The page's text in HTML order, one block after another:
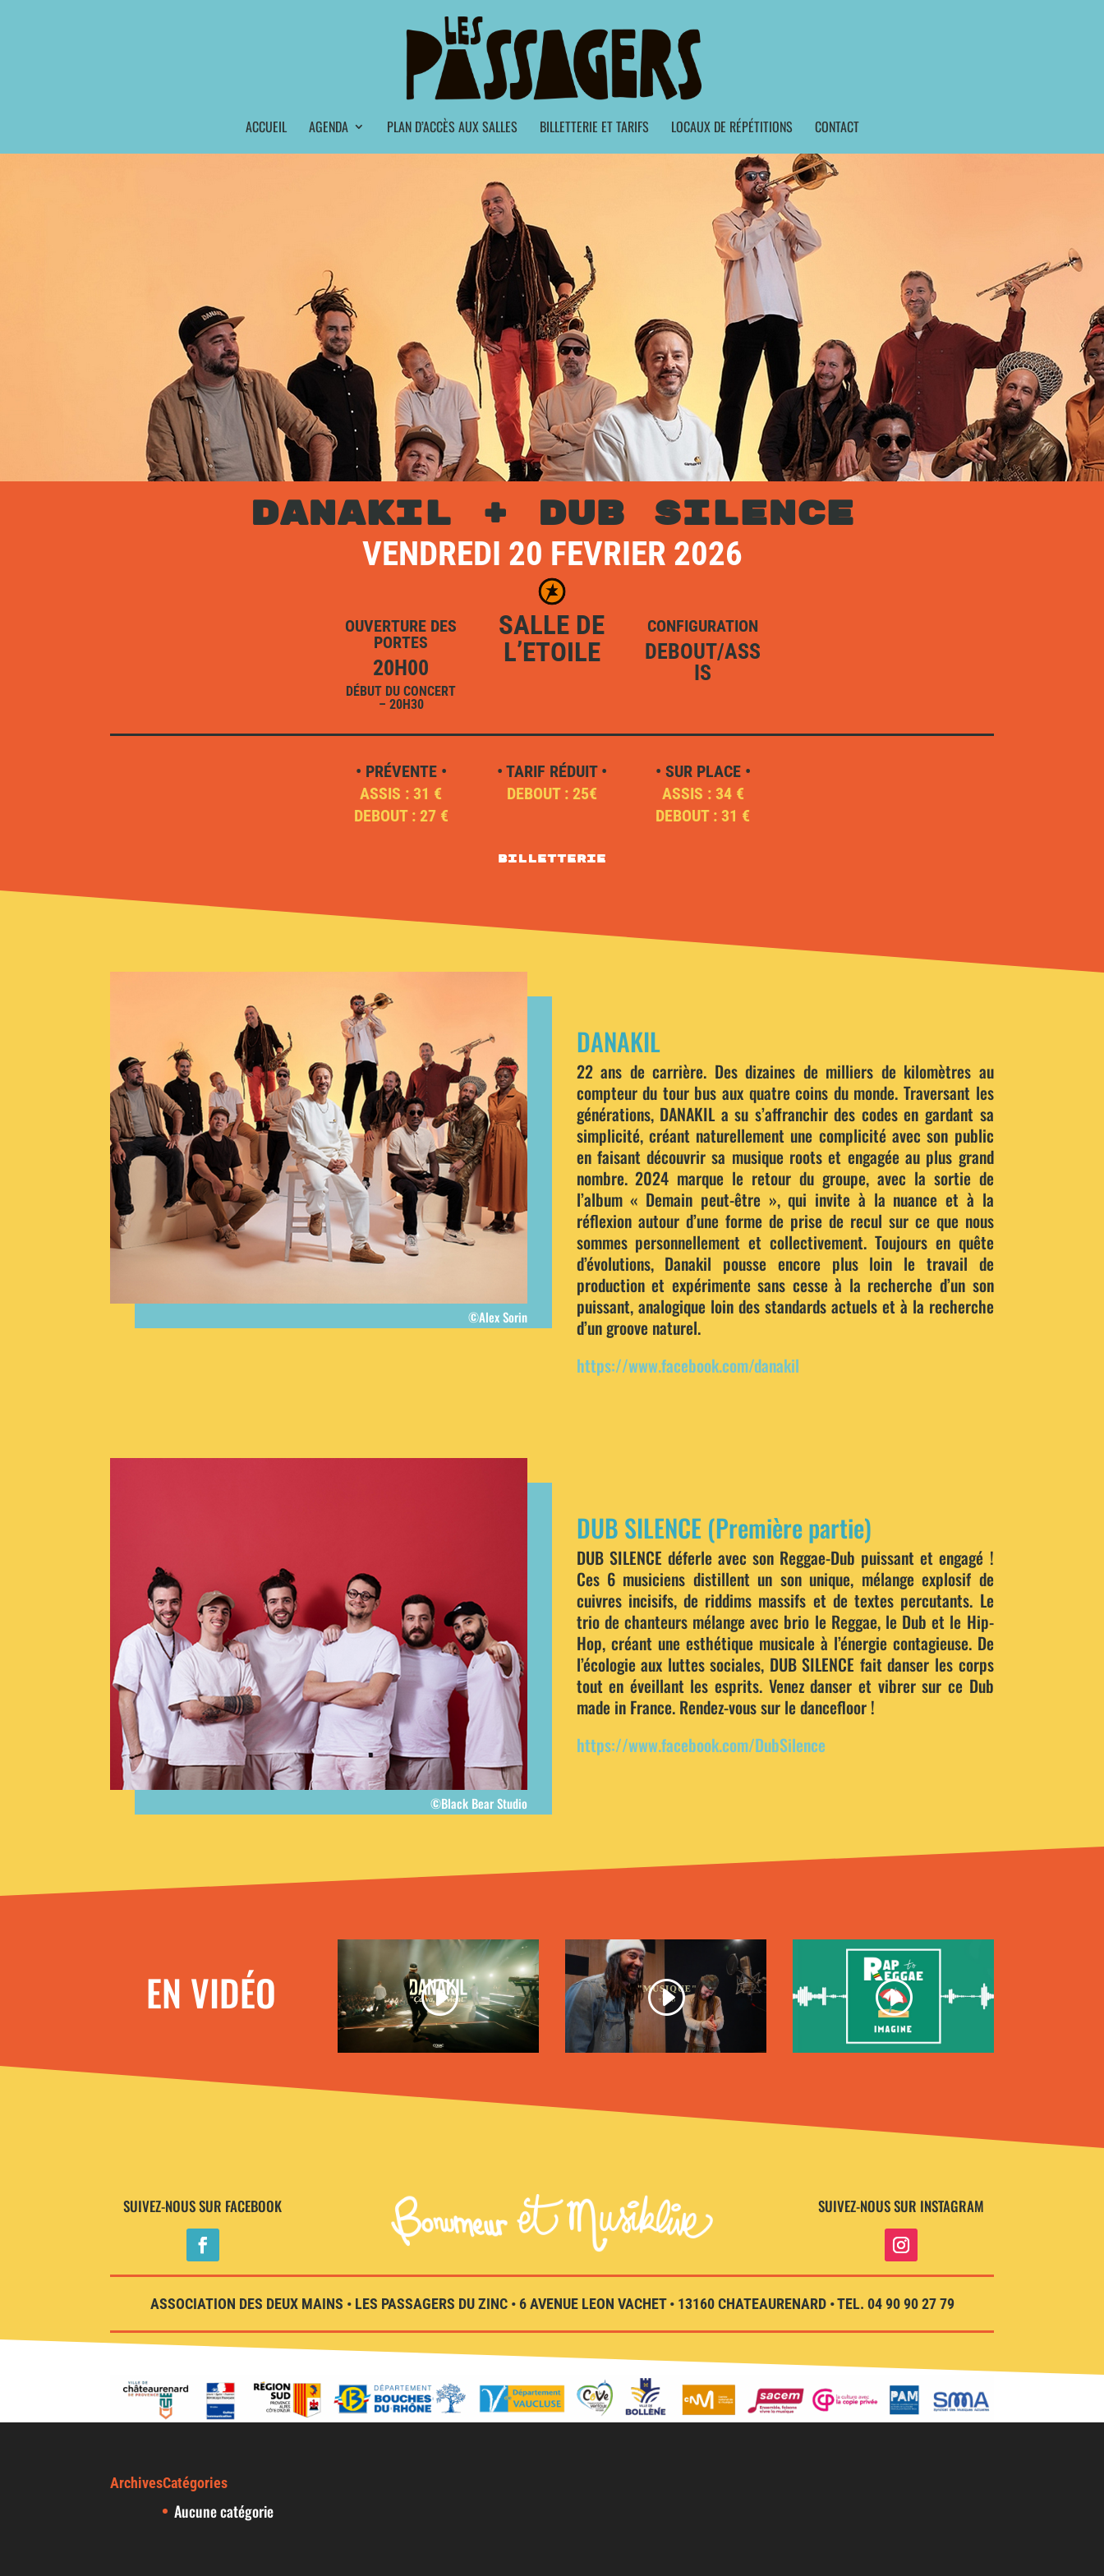
ACCUEIL AGENDA PLAN D’ACCÈS AUX SALLES BILLETTERIE ET TARIFS LOCAUX DE RÉPÉTITIONS CONTACT
DANAKIL + DUB SILENCE
VENDREDI 20 FEVRIER 2026
OUVERTURE DES
PORTES
20H00
DÉBUT DU CONCERT
– 20H30
SALLE DE
L’ETOILE
CONFIGURATION
DEBOUT/ASS
IS
• PRÉVENTE •
ASSIS : 31 €
DEBOUT : 27 €
• TARIF RÉDUIT •
DEBOUT : 25€
• SUR PLACE •
ASSIS : 34 €
DEBOUT : 31 €
Billetterie
©Alex Sorin
DANAKIL
22 ans de carrière. Des dizaines de milliers de kilomètres au
compteur du tour bus aux quatre coins du monde. Traversant les
générations, DANAKIL a su s’affranchir des codes en gardant sa
simplicité, créant naturellement une complicité avec son public
en faisant découvrir sa musique roots et engagée au plus grand
nombre. 2024 marque le retour du groupe, avec la sortie de
l’album « Demain peut-être », qui invite à la nuance et à la
réflexion autour d’une forme de prise de recul sur ce que nous
sommes personnellement et collectivement. Toujours en quête
d’évolutions, Danakil pousse encore plus loin le travail de
production et expérimente sans cesse à la recherche d’un son
puissant, analogique loin des standards actuels et à la recherche
d’un groove naturel.
https://www.facebook.com/danakil
©Black Bear Studio
DUB SILENCE (Première partie)
DUB SILENCE déferle avec son Reggae-Dub puissant et engagé !
Ces 6 musiciens distillent un son unique, mélange explosif de
cuivres incisifs, de riddims massifs et de textes percutants. Le
trio de chanteurs mélange avec brio le Reggae, le Dub et le Hip-
Hop, créant une esthétique musicale à l’énergie contagieuse. De
l’écologie aux luttes sociales, DUB SILENCE fait danser les corps
tout en éveillant les esprits. Venez danser et vibrer sur ce Dub
made in France. Rendez-vous sur le dancefloor !
https://www.facebook.com/DubSilence
EN VIDÉO
SUIVEZ-NOUS SUR FACEBOOK SUIVEZ-NOUS SUR INSTAGRAM
ASSOCIATION DES DEUX MAINS • LES PASSAGERS DU ZINC • 6 AVENUE LEON VACHET • 13160 CHATEAURENARD • TEL. 04 90 90 27 79
ArchivesCatégories
Aucune catégorie